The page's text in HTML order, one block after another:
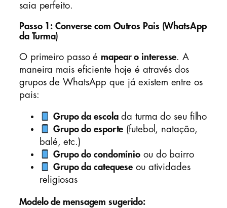
saia perfeito.
Passo 1: Converse com Outros Pais (WhatsApp
da Turma)
O primeiro passo é mapear o interesse. A
maneira mais eficiente hoje é através dos
grupos de WhatsApp que já existem entre os
pais:
Grupo da escolada turma do seu filho
Grupo do esporte (futebol, natação,
balé, etc.)
Grupo do condomínio ou do bairro
Grupo da catequese ou atividades
religiosas
Modelo de mensagem sugerido: